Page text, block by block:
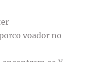
voador no